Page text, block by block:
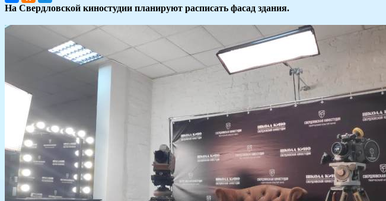
На Свердловской киностудии планируют расписать фасад здания.